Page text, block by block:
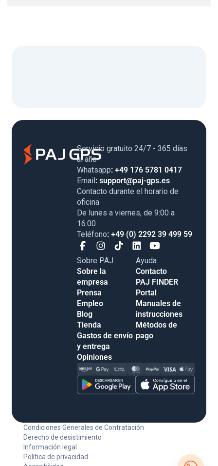
Servicio gratuito 24/7 - 365 días
al año
Whatsapp: +49 176 5781 0417
Email: support@paj-gps.es
Contacto durante el horario de
oficina
De lunes a viernes, de 9:00 a
16:00
Teléfono: +49 (0) 2292 39 499 59
Sobre PAJ
Sobre la
empresa
Prensa
Empleo
Blog
Tienda
Gastos de envío
y entrega
Opiniones
Ayuda
Contacto
PAJ FINDER
Portal
Manuales de
instrucciones
Métodos de
pago
Condiciones Generales de Contratación
Derecho de desistimiento
Información legal
Política de privacidad